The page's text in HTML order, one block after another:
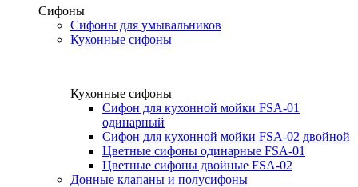
Сифоны
Сифоны для умывальников
Кухонные сифоны
Кухонные сифоны
Сифон для кухонной мойки FSA-01
одинарный
Сифон для кухонной мойки FSA-02 двойной
Цветные сифоны одинарные FSA-01
Цветные сифоны двойные FSA-02
Донные клапаны и полусифоны